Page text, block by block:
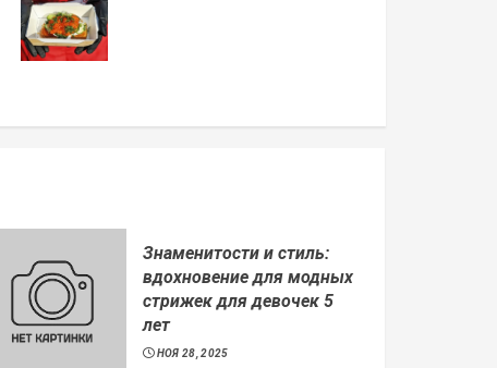
Знаменитости и стиль:
вдохновение для модных
стрижек для девочек 5
лет
НОЯ 28, 2025